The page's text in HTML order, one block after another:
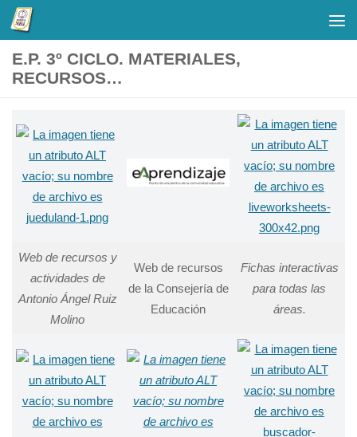
Saltar al contenido
E.P. 3º CICLO. MATERIALES,
RECURSOS…
Web de recursos y
actividades de
Antonio Ángel Ruiz
Molino
Web de recursos
de la Consejería de
Educación
Fichas interactivas
para todas las
áreas.